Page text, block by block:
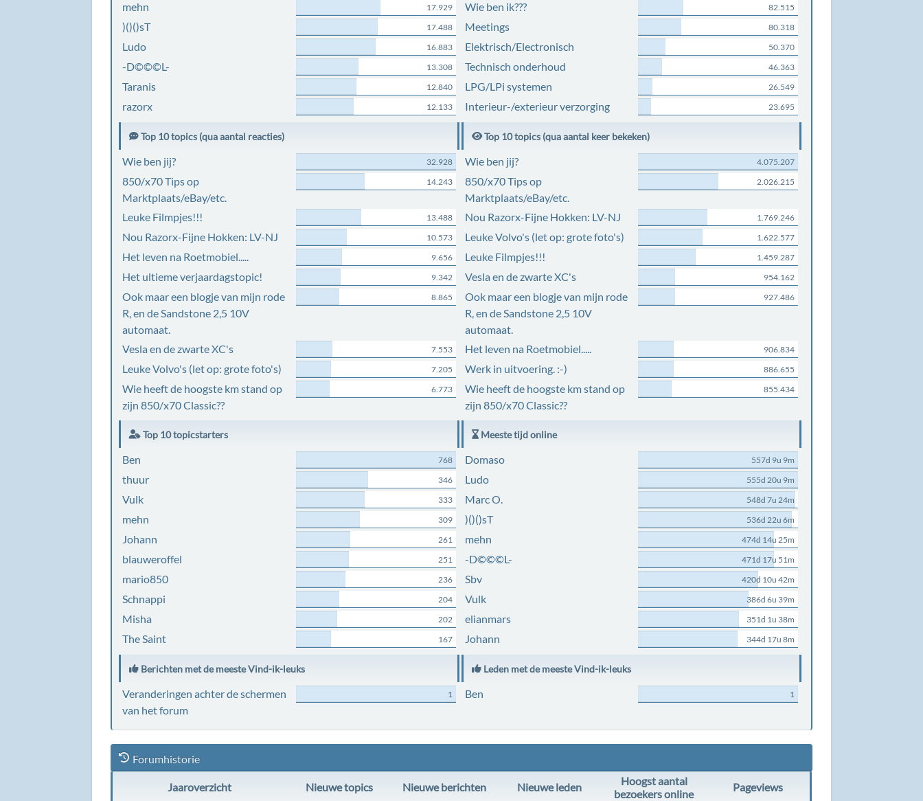
mehn 17.929
)()()sT 17.488
Ludo 16.883
-D©©©L- 13.308
Taranis 12.840
razorx 12.133
Wie ben ik??? 82.515
Meetings 80.318
Elektrisch/Electronisch 50.370
Technisch onderhoud 46.363
LPG/LPi systemen 26.549
Interieur-/exterieur verzorging 23.695
Top 10 topics (qua aantal reacties)
Wie ben jij? 32.928
850/x70 Tips op
Marktplaats/eBay/etc.
14.243
Leuke Filmpjes!!! 13.488
Nou Razorx-Fijne Hokken: LV-NJ 10.573
Het leven na Roetmobiel..... 9.656
Het ultieme verjaardagstopic! 9.342
Ook maar een blogje van mijn rode
R, en de Sandstone 2,5 10V
automaat.
8.865
Vesla en de zwarte XC's 7.553
Leuke Volvo's (let op: grote foto's) 7.205
Wie heeft de hoogste km stand op
zijn 850/x70 Classic??
6.773
Top 10 topics (qua aantal keer bekeken)
Wie ben jij? 4.075.207
850/x70 Tips op
Marktplaats/eBay/etc.
2.026.215
Nou Razorx-Fijne Hokken: LV-NJ 1.769.246
Leuke Volvo's (let op: grote foto's) 1.622.577
Leuke Filmpjes!!! 1.459.287
Vesla en de zwarte XC's 954.162
Ook maar een blogje van mijn rode
R, en de Sandstone 2,5 10V
automaat.
927.486
Het leven na Roetmobiel..... 906.834
Werk in uitvoering. :-) 886.655
Wie heeft de hoogste km stand op
zijn 850/x70 Classic??
855.434
Top 10 topicstarters
Ben 768
thuur 346
Vulk 333
mehn 309
Johann 261
blauweroffel 251
mario850 236
Schnappi 204
Misha 202
The Saint 167
Meeste tijd online
Domaso 557d 9u 9m
Ludo 555d 20u 9m
Marc O. 548d 7u 24m
)()()sT 536d 22u 6m
mehn 474d 14u 25m
-D©©©L- 471d 17u 51m
Sbv 420d 10u 42m
Vulk 386d 6u 39m
elianmars 351d 1u 38m
Johann 344d 17u 8m
Berichten met de meeste Vind-ik-leuks
Veranderingen achter de schermen
van het forum
1
Leden met de meeste Vind-ik-leuks
Ben 1
Forumhistorie
Jaaroverzicht Nieuwe topics Nieuwe berichten Nieuwe leden
Hoogst aantal
bezoekers online
Pageviews